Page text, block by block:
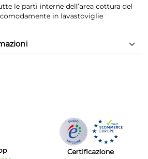
le parti interne dell’area cottura del
in lavastoviglie
Certificazione